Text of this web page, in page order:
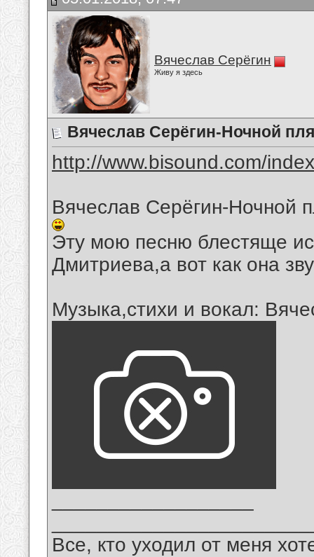
Вячеслав Серёгин
Живу я здесь
Вячеслав Серёгин-Ночной
http://www.bisound.com/
Вячеслав Серёгин-Ночной
Эту мою песню блестяще
Дмитриева,а вот как она
Музыка,стихи и вокал:
Все, кто уходил от меня